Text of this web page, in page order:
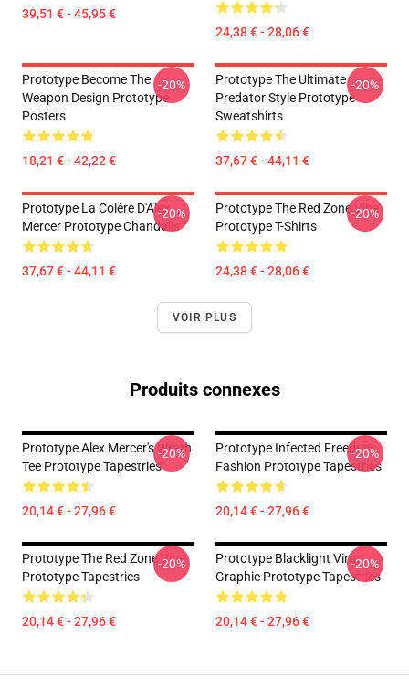
39,51 € - 45,95 €
24,38 € - 28,06 €
Prototype Become The
Weapon Design Prototype
Posters
18,21 € - 42,22 €
-20%
Prototype The Ultimate
Predator Style Prototype
Sweatshirts
37,67 € - 44,11 €
-20%
Prototype La Colère D'Alex
Mercer Prototype Chandails
37,67 € - 44,11 €
-20%
Prototype The Red Zone Vibe
Prototype T-Shirts
24,38 € - 28,06 €
-20%
VOIR PLUS
Produits connexes
Prototype Alex Mercer's Wrath
Tee Prototype Tapestries
20,14 € - 27,96 €
-20%
Prototype Infected Freedom
Fashion Prototype Tapestries
20,14 € - 27,96 €
-20%
Prototype The Red Zone Vibe
Prototype Tapestries
20,14 € - 27,96 €
-20%
Prototype Blacklight Virus
Graphic Prototype Tapestries
20,14 € - 27,96 €
-20%